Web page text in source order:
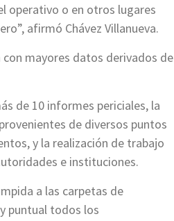
operativo o en otros lugares
afirmó Chávez Villanueva.
mayores datos derivados de
de 10 informes periciales, la
de diversos puntos
y la realización de trabajo
e instituciones.
a las carpetas de
puntual todos los